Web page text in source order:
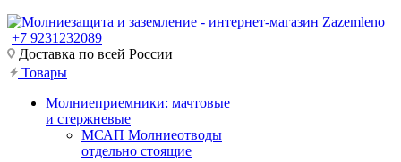
+7 9231232089
Доставка по всей России
Товары
Молниеприемники: мачтовые
и стержневые
МСАП Молниеотводы
отдельно стоящие